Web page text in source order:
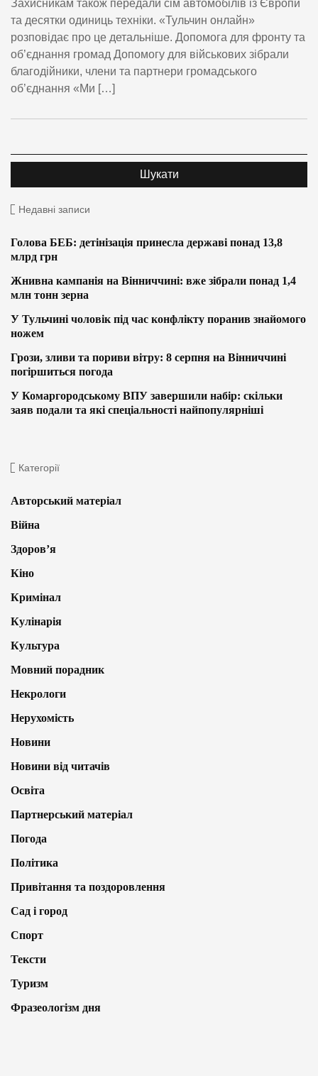
Захисникам також передали сім автомобілів із Європи
та десятки одиниць техніки. «Тульчин онлайн»
розповідає про це детальніше. Допомога для фронту та
об’єднання громад Допомогу для військових зібрали
благодійники, члени та партнери громадського
об’єднання «Ми […]
Недавні записи
Голова БЕБ: детінізація принесла державі понад 13,8
млрд грн
Жнивна кампанія на Вінниччині: вже зібрали понад 1,4
млн тонн зерна
У Тульчині чоловік під час конфлікту поранив знайомого
ножем
Грози, зливи та пориви вітру: 8 серпня на Вінниччині
погіршиться погода
У Комаргородському ВПУ завершили набір: скільки
заяв подали та які спеціальності найпопулярніші
Категорії
Авторський матеріал
Війна
Здоров’я
Кіно
Кримінал
Кулінарія
Культура
Мовний порадник
Некрологи
Нерухомість
Новини
Новини від читачів
Освіта
Партнерський матеріал
Погода
Політика
Привітання та поздоровлення
Сад і город
Спорт
Тексти
Туризм
Фразеологізм дня